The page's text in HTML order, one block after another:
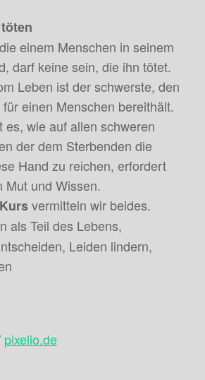
einem Menschen in seinem
darf keine sein, die ihn tötet.
Leben ist der schwerste, den
einen Menschen bereithält.
es, wie auf allen schweren
der dem Sterbenden die
Hand zu reichen, erfordert
Mut und Wissen.
vermitteln wir beides.
als Teil des Lebens,
Leiden lindern,
pixelio.de